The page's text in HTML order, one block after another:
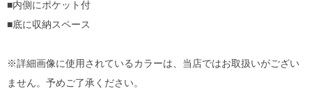
■内側にポケット付
■底に収納スペース
※詳細画像に使用されているカラーは、当店ではお取扱いがござい
ません。予めご了承ください。